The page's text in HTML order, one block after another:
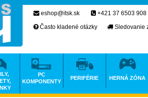
eshop@itsk.sk +421 37 6503 908
Často kladené otázky
Sledovanie
PC
KOMPONENTY
PERIFÉRIE HERNÁ ZÓNA